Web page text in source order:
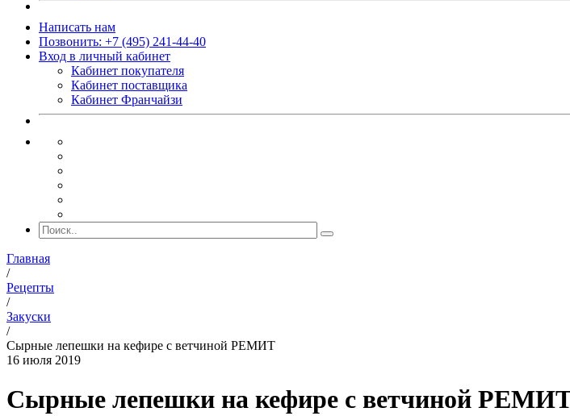
Написать нам
Позвонить: +7 (495) 241-44-40
Вход в личный кабинет
Кабинет покупателя
Кабинет поставщика
Кабинет Франчайзи
Главная
/
Рецепты
/
Закуски
/
Сырные лепешки на кефире с ветчиной РЕМИТ
16 июля 2019
Сырные лепешки на кефире с ветчиной